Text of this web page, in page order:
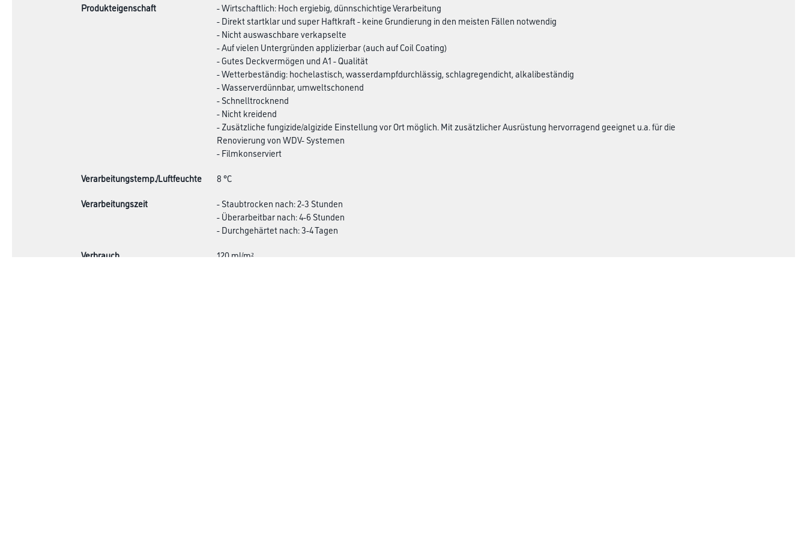
Produkteigenschaft
- Wirtschaftlich: Hoch ergiebig, dünnschichtige Verarbeitung
- Direkt startklar und super Haftkraft - keine Grundierung in den meisten Fällen notwendig
- Nicht auswaschbare verkapselte
- Auf vielen Untergründen applizierbar (auch auf Coil Coating)
- Gutes Deckvermögen und A1 - Qualität
- Wetterbeständig: hochelastisch, wasserdampfdurchlässig, schlagregendicht, alkalibeständig
- Wasserverdünnbar, umweltschonend
- Schnelltrocknend
- Nicht kreidend
- Zusätzliche fungizide/algizide Einstellung vor Ort möglich. Mit zusätzlicher Ausrüstung hervorragend geeignet u.a. für die
Renovierung von WDV- Systemen
- Filmkonserviert
Verarbeitungstemp./Luftfeuchte
8 °C
Verarbeitungszeit
- Staubtrocken nach: 2-3 Stunden
- Überarbeitbar nach: 4-6 Stunden
- Durchgehärtet nach: 3-4 Tagen
Verbrauch
120 ml/m²